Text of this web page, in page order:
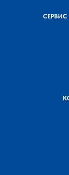
СЕРВИС